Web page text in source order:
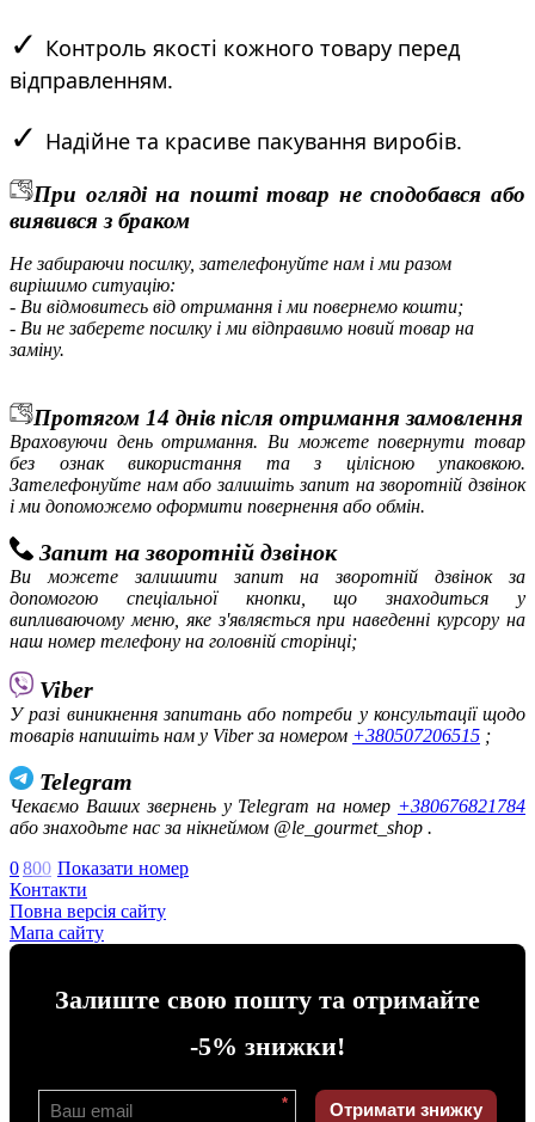
✓ Контроль якості кожного товару перед
відправленням.
✓ Надійне та красиве пакування виробів.
При огляді на пошті товар не сподобався або
виявився з браком
Не забираючи посилку, зателефонуйте нам і ми разом
вирішимо ситуацію:
- Ви відмовитесь від отримання і ми повернемо кошти;
- Ви не заберете посилку і ми відправимо новий товар на
заміну.
Протягом 14 днів після отримання замовлення
Враховуючи день отримання. Ви можете повернути товар
без ознак використання та з цілісною упаковкою.
Зателефонуйте нам або залишіть запит на зворотній дзвінок
і ми допоможемо оформити повернення або обмін.
Запит на зворотній дзвінок
Ви можете залишити запит на зворотній дзвінок за
допомогою спеціальної кнопки, що знаходиться у
випливаючому меню, яке з'являється при наведенні курсору на
наш номер телефону на головній сторінці;
Viber
У разі виникнення запитань або потреби у консультації щодо
товарів напишіть нам у Viber за номером +380507206515 ;
Telegram
Чекаємо Ваших звернень у Telegram на номер +380676821784
або знаходьте нас за нікнеймом @le_gourmet_shop .
0800 Показати номер
Контакти
Повна версія сайту
Мапа сайту
Залиште свою пошту та отримайте
-5% знижки!
* Отримати знижку